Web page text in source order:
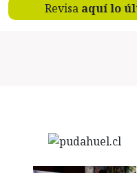
Revisa aquí lo